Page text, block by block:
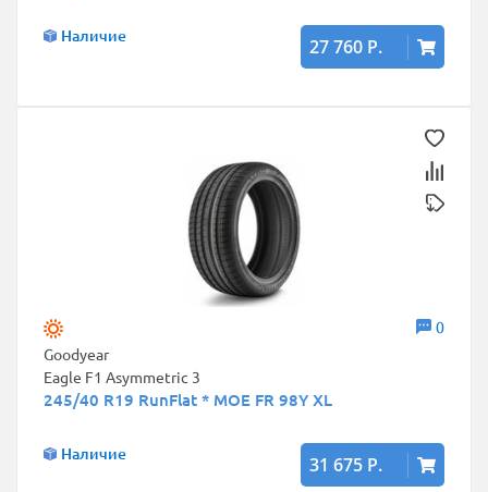
Наличие 27 760 Р.
0
Goodyear
Eagle F1 Asymmetric 3
245/40 R19 RunFlat * MOE FR 98Y XL
Наличие 31 675 Р.